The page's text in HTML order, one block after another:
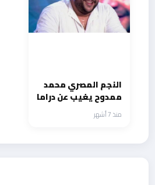
النجم المصري محمد
ممدوح يغيب عن دراما
رمضان بعد رشيد
وأهل الكهف
منذ 7 أشهر